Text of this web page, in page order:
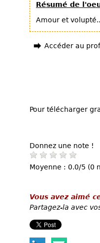
Résumé de
Amour et
Accéder au
Pour télécharger
Donnez une note !
Moyenne : 0.0/5 (0
Vous avez aimé
Partagez-la avec